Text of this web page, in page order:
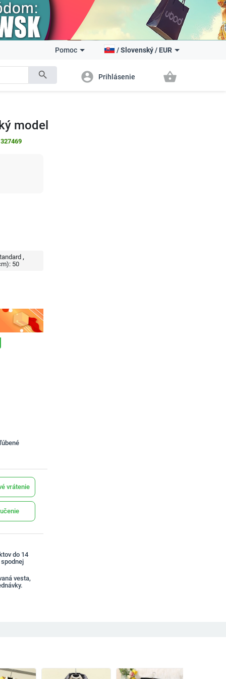
search
Pomoc /Slovenský/ EUR
account_circle Prihlásenie shopping_basket
model
327469
50
vrátenie
do 14
vesta,